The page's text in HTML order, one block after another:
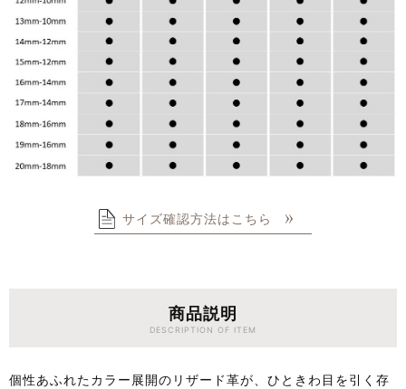
サイズ確認方法はこちら
商品説明
DESCRIPTION OF ITEM
個性あふれたカラー展開のリザード革が、ひときわ目を引く存